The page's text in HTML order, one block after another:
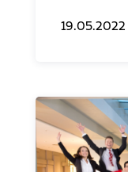
19.05.2022